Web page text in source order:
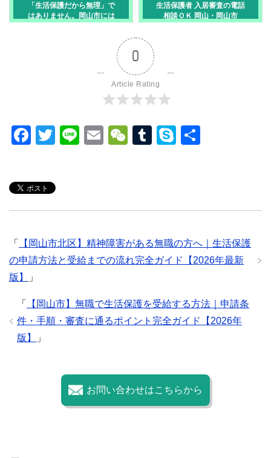
「生活保護だから無理」で
はありません。岡山市には
生活保護者 入居審査の電話
相談ＯＫ 岡山・岡山市
0
Article Rating
F
e
b
o
k
T
er
Li
E
W
at
T
r
S
「
【岡山市北区】精神障害がある無職の方へ｜生活保護
の申請方法と受給までの流れ完全ガイド【2026年最新
版】
」
「
【岡山市】無職で生活保護を受給する方法｜申請条
件・手順・審査に通るポイント完全ガイド【2026年
版】
」
お問い合わせはこちらから